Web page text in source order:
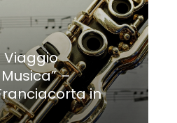
Viaggio
–
in